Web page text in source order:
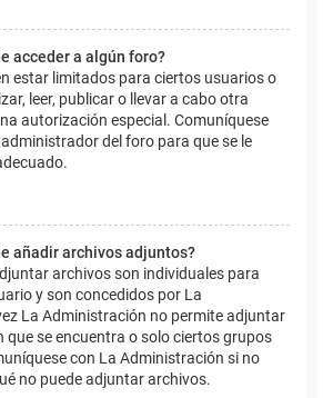
acceder a algún foro?
estar limitados para ciertos usuarios o
leer, publicar o llevar a cabo otra
autorización especial. Comuníquese
del foro para que se le
añadir archivos adjuntos?
archivos son individuales para
y son concedidos por La
La Administración no permite adjuntar
que se encuentra o solo ciertos grupos
con La Administración si no
no puede adjuntar archivos.